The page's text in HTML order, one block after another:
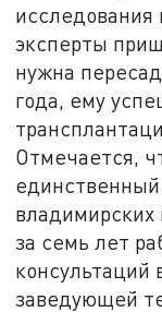
эксперты
нужна
года, ему
Отмечается,
единственный
за семь лет
консультаций
заведующей